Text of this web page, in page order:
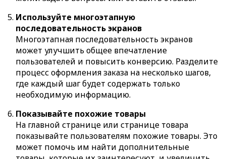
Используйте многоэтапную
последовательность экранов
Многоэтапная последовательность экранов
может улучшить общее впечатление
пользователей и повысить конверсию. Разделите
процесс оформления заказа на несколько шагов,
где каждый шаг будет содержать только
необходимую информацию.
Показывайте похожие товары
На главной странице или странице товара
показывайте пользователям похожие товары. Это
может помочь им найти дополнительные